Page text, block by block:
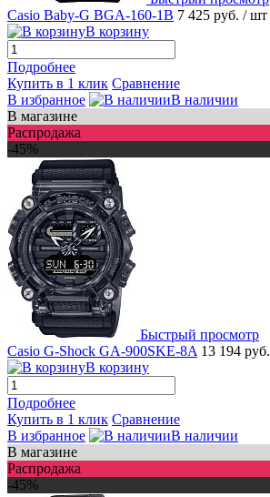
Casio Baby-G BGA-160-1B 7 425 руб. / шт
В корзину
Подробнее
Купить в 1 клик Сравнение
В избранное
В наличии
В магазине
Распродажа
-45%
Быстрый просмотр
Casio G-Shock GA-900SKE-8A 13 194 руб.
В корзину
Подробнее
Купить в 1 клик Сравнение
В избранное
В наличии
В магазине
Распродажа
-45%